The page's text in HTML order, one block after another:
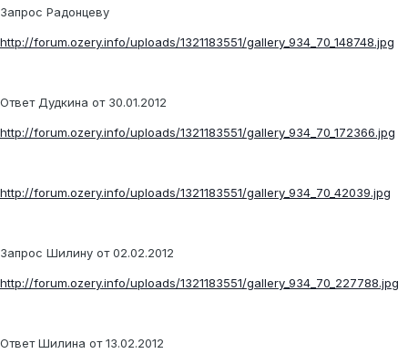
Запрос Радонцеву
http://forum.ozery.info/uploads/1321183551/gallery_934_70_148748.jpg
Ответ Дудкина от 30.01.2012
http://forum.ozery.info/uploads/1321183551/gallery_934_70_172366.jpg
http://forum.ozery.info/uploads/1321183551/gallery_934_70_42039.jpg
Запрос Шилину от 02.02.2012
http://forum.ozery.info/uploads/1321183551/gallery_934_70_227788.jpg
Ответ Шилина от 13.02.2012